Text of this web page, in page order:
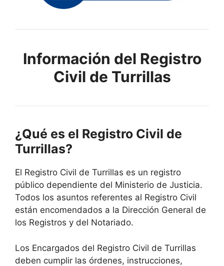
Información del Registro
Civil de Turrillas
¿Qué es el Registro Civil de
Turrillas?
El Registro Civil de Turrillas es un registro
público dependiente del Ministerio de Justicia.
Todos los asuntos referentes al Registro Civil
están encomendados a la Dirección General de
los Registros y del Notariado.
Los Encargados del Registro Civil de Turrillas
deben cumplir las órdenes, instrucciones,